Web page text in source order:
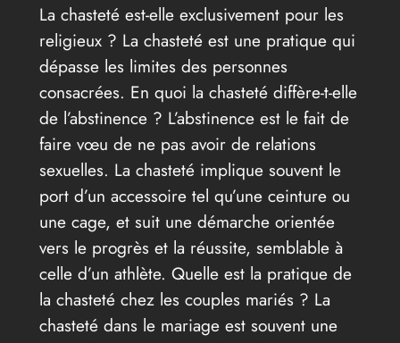
La chasteté est-elle exclusivement pour les
religieux ? La chasteté est une pratique qui
dépasse les limites des personnes
consacrées. En quoi la chasteté diffère-t-elle
de l’abstinence ? L’abstinence est le fait de
faire vœu de ne pas avoir de relations
sexuelles. La chasteté implique souvent le
port d’un accessoire tel qu’une ceinture ou
une cage, et suit une démarche orientée
vers le progrès et la réussite, semblable à
celle d’un athlète. Quelle est la pratique de
la chasteté chez les couples mariés ? La
chasteté dans le mariage est souvent une